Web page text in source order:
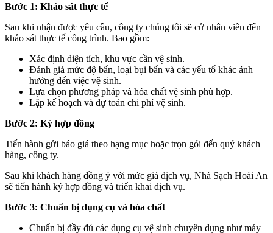
Bước 1: Khảo sát thực tế
Sau khi nhận được yêu cầu, công ty chúng tôi sẽ cử nhân viên đến
khảo sát thực tế công trình. Bao gồm:
Xác định diện tích, khu vực cần vệ sinh.
Đánh giá mức độ bẩn, loại bụi bẩn và các yếu tố khác ảnh
hưởng đến việc vệ sinh.
Lựa chọn phương pháp và hóa chất vệ sinh phù hợp.
Lập kế hoạch và dự toán chi phí vệ sinh.
Bước 2: Ký hợp đồng
Tiến hành gửi báo giá theo hạng mục hoặc trọn gói đến quý khách
hàng, công ty.
Sau khi khách hàng đồng ý với mức giá dịch vụ, Nhà Sạch Hoài An
sẽ tiến hành ký hợp đồng và triển khai dịch vụ.
Bước 3: Chuẩn bị dụng cụ và hóa chất
Chuẩn bị đầy đủ các dụng cụ vệ sinh chuyên dụng như máy